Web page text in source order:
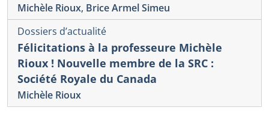
Michèle Rioux, Brice Armel Simeu
Dossiers d’actualité
Félicitations à la professeure Michèle
Rioux ! Nouvelle membre de la SRC :
Société Royale du Canada
Michèle Rioux